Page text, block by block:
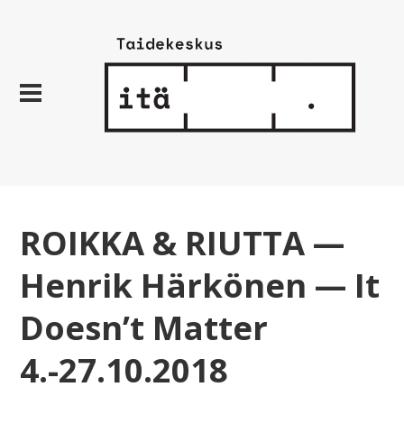
ROIKKA & RIUTTA —
Henrik Härkönen — It
Doesn’t Matter
4.-27.10.2018